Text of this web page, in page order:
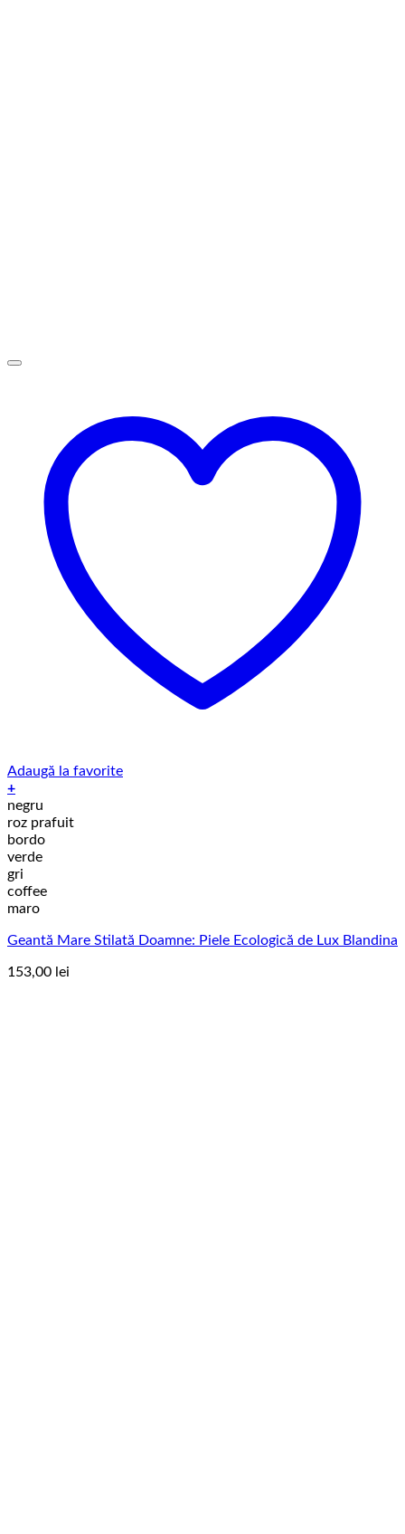
Adaugă la favorite
+
Acest
produs
are
mai
multe
variații.
Opțiunile
fi
în
negru
roz prafuit
bordo
verde
gri
coffee
maro
Geantă Mare Stilată Doamne: Piele Ecologică de Lux Blandina
153,00 lei